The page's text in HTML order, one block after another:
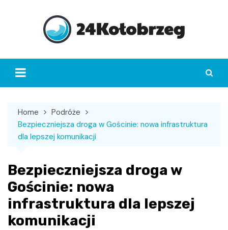
Home
Podróże
Bezpieczniejsza droga w Gościnie: nowa infrastruktura
dla lepszej komunikacji
Bezpieczniejsza droga w
Gościnie: nowa
infrastruktura dla lepszej
komunikacji